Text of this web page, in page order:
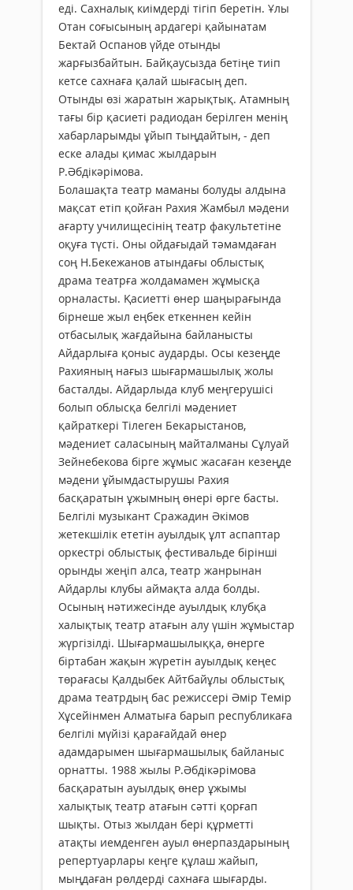
еді. Сахналық киімдерді тігіп беретін. Ұлы
Отан соғысының ардагері қайынатам
Бектай Оспанов үйде отынды
жарғызбайтын. Байқаусызда бетіңе тиіп
кетсе сахнаға қалай шығасың деп.
Отынды өзі жаратын жарықтық. Атамның
тағы бір қасиеті радиодан берілген менің
хабарларымды ұйып тыңдайтын, - деп
еске алады қимас жылдарын
Р.Әбдікәрімова.
Болашақта театр маманы болуды алдына
мақсат етіп қойған Рахия Жамбыл мәдени
ағарту училищесінің театр факультетіне
оқуға түсті. Оны ойдағыдай тәмамдаған
соң Н.Бекежанов атындағы облыстық
драма театрға жолдамамен жұмысқа
орналасты. Қасиетті өнер шаңырағында
бірнеше жыл еңбек еткеннен кейін
отбасылық жағдайына байланысты
Айдарлыға қоныс аударды. Осы кезеңде
Рахияның нағыз шығармашылық жолы
басталды. Айдарлыда клуб меңгерушісі
болып облысқа белгілі мәдениет
қайраткері Тілеген Бекарыстанов,
мәдениет саласының майталманы Сұлуай
Зейнебекова бірге жұмыс жасаған кезеңде
мәдени ұйымдастырушы Рахия
басқаратын ұжымның өнері өрге басты.
Белгілі музыкант Сражадин Әкімов
жетекшілік ететін ауылдық ұлт аспаптар
оркестрі облыстық фестивальде бірінші
орынды жеңіп алса, театр жанрынан
Айдарлы клубы аймақта алда болды.
Осының нәтижесінде ауылдық клубқа
халықтық театр атағын алу үшін жұмыстар
жүргізілді. Шығармашылыққа, өнерге
біртабан жақын жүретін ауылдық кеңес
төрағасы Қалдыбек Айтбайұлы облыстық
драма театрдың бас режиссері Әмір Темір
Хұсейінмен Алматыға барып республикаға
белгілі мүйізі қарағайдай өнер
адамдарымен шығармашылық байланыс
орнатты. 1988 жылы Р.Әбдікәрімова
басқаратын ауылдық өнер ұжымы
халықтық театр атағын сәтті қорғап
шықты. Отыз жылдан бері құрметті
атақты иемденген ауыл өнерпаздарының
репертуарлары кеңге құлаш жайып,
мыңдаған рөлдерді сахнаға шығарды.